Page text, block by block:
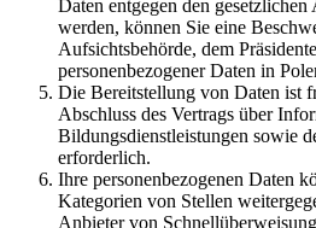
Daten entgegen den
werden, können Sie eine
Aufsichtsbehörde, dem
personenbezogener Daten in
Die Bereitstellung von Daten ist
Abschluss des Vertrags über
Bildungsdienstleistungen sowie
erforderlich.
Ihre personenbezogenen Daten
Kategorien von Stellen
Anbieter von